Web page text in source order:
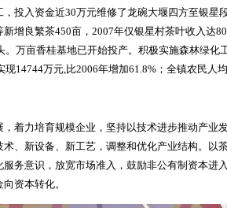
投入资金近30万元维修了龙碗大堰四方至银
增良繁茶450亩，2007年仅银星村茶叶收入达
万亩香桂基地已开始投产。积极实施森林绿
14744万元,比2006年增加61.8%；全镇农民人
着力培育规模企业，坚持以技术进步推动产
、新设备、新工艺，调整和优化产业结构。
务意识，放宽市场准入，鼓励非公有制资本
资本转化。